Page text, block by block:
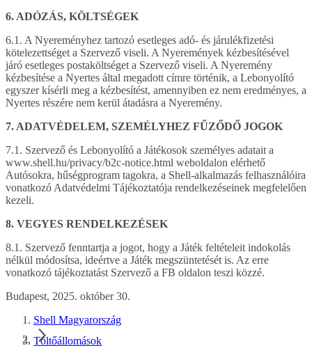
6. ADÓZÁS, KÖLTSÉGEK
6.1. A Nyereményhez tartozó esetleges adó- és járulékfizetési
kötelezettséget a Szervező viseli. A Nyeremények kézbesítésével
járó esetleges postaköltséget a Szervező viseli. A Nyeremény
kézbesítése a Nyertes által megadott címre történik, a Lebonyolító
egyszer kísérli meg a kézbesítést, amennyiben ez nem eredményes, a
Nyertes részére nem kerül átadásra a Nyeremény.
7. ADATVÉDELEM, SZEMÉLYHEZ FŰZŐDŐ JOGOK
7.1. Szervező és Lebonyolító a Játékosok személyes adatait a
www.shell.hu/privacy/b2c-notice.html weboldalon elérhető
Autósokra, hűségprogram tagokra, a Shell-alkalmazás felhasználóira
vonatkozó Adatvédelmi Tájékoztatója rendelkezéseinek megfelelően
kezeli.
8. VEGYES RENDELKEZÉSEK
8.1. Szervező fenntartja a jogot, hogy a Játék feltételeit indokolás
nélkül módosítsa, ideértve a Játék megszüntetését is. Az erre
vonatkozó tájékoztatást Szervező a FB oldalon teszi közzé.
Budapest, 2025. október 30.
Shell Magyarország
Töltőállomások